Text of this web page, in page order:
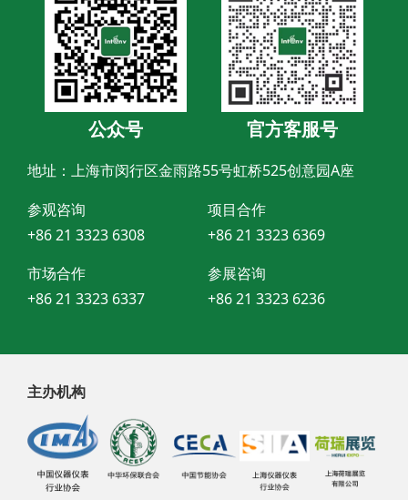
公众号 官方客服号
地址：上海市闵行区金雨路55号虹桥525创意园A座
参观咨询
+86 21 3323 6308
项目合作
+86 21 3323 6369
市场合作
+86 21 3323 6337
参展咨询
+86 21 3323 6236
主办机构